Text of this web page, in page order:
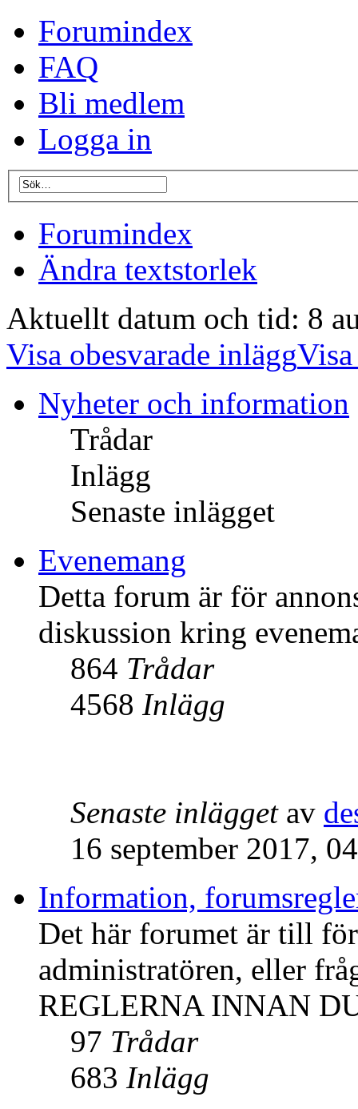
Forumindex
FAQ
Bli medlem
Logga in
Forumindex
Ändra textstorlek
Aktuellt datum och tid: 8
Visa obesvarade inlägg
Nyheter och information
Trådar
Inlägg
Senaste inlägget
Evenemang
Detta forum är för
diskussion kring
864 Trådar
4568 Inlägg
Senaste inläggetav
16 september 2017,
Information,
Det här forumet är till
administratören, eller
REGLERNA INNAN
97 Trådar
683 Inlägg